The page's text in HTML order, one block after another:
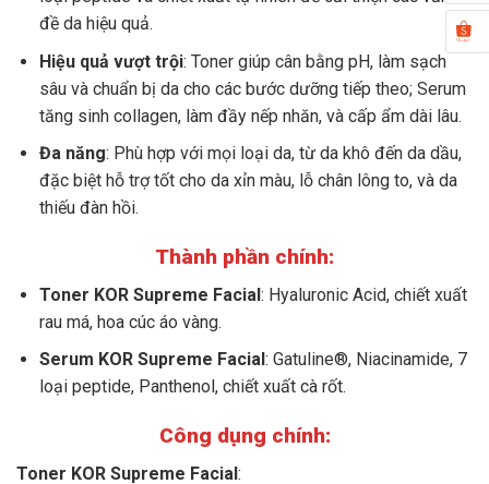
đề da hiệu quả.
Hiệu quả vượt trội: Toner giúp cân bằng pH, làm sạch
sâu và chuẩn bị da cho các bước dưỡng tiếp theo; Serum
tăng sinh collagen, làm đầy nếp nhăn, và cấp ẩm dài lâu.
Đa năng: Phù hợp với mọi loại da, từ da khô đến da dầu,
đặc biệt hỗ trợ tốt cho da xỉn màu, lỗ chân lông to, và da
thiếu đàn hồi.
Thành phần chính:
Toner KOR Supreme Facial: Hyaluronic Acid, chiết xuất
rau má, hoa cúc áo vàng.
Serum KOR Supreme Facial : Gatuline®, Niacinamide, 7
loại peptide, Panthenol, chiết xuất cà rốt.
Công dụng chính:
Toner KOR Supreme Facial: